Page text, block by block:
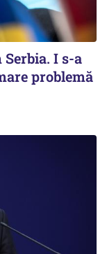
I s-a
problemă